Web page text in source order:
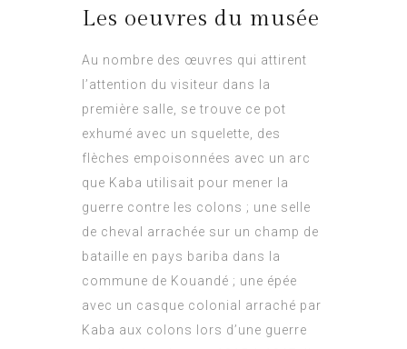
Les oeuvres du musée
Au nombre des œuvres qui attirent
l’attention du visiteur dans la
première salle, se trouve ce pot
exhumé avec un squelette, des
flèches empoisonnées avec un arc
que Kaba utilisait pour mener la
guerre contre les colons ; une selle
de cheval arrachée sur un champ de
bataille en pays bariba dans la
commune de Kouandé ; une épée
avec un casque colonial arraché par
Kaba aux colons lors d’une guerre